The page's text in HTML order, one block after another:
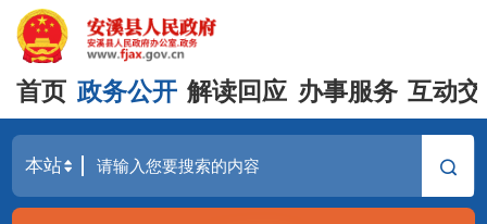
首页 政务公开 解读回应 办事服务 互动